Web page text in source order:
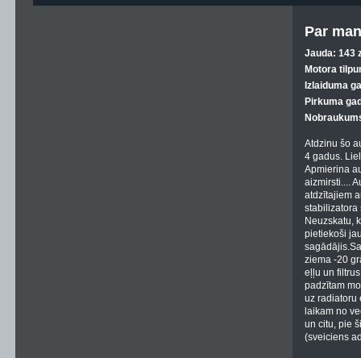
Par
Jauda: 143
Motora
Izlaiduma
Pirkuma
Atdzinu šo
4 gadus.
Apmierina
aizmirsti....
atdzītajiem
stabilizatora
Neuzskatu,
pietiekoši
ziema -20
eļļu un
padzītam
uz radiatoru
laikam no
un citu, pie
(sveiciens